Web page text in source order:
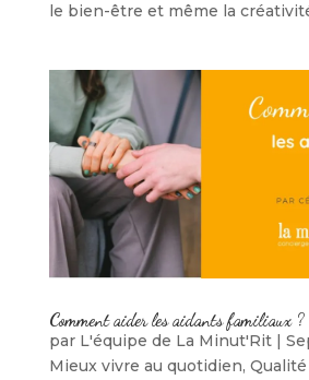
le bien-être et même la
Comment aider les aidants familiaux ?
par L'équipe de La Minut'Rit|
Mieux vivre au quotidien,